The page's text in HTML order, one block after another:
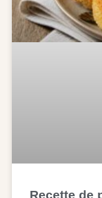
Recette de